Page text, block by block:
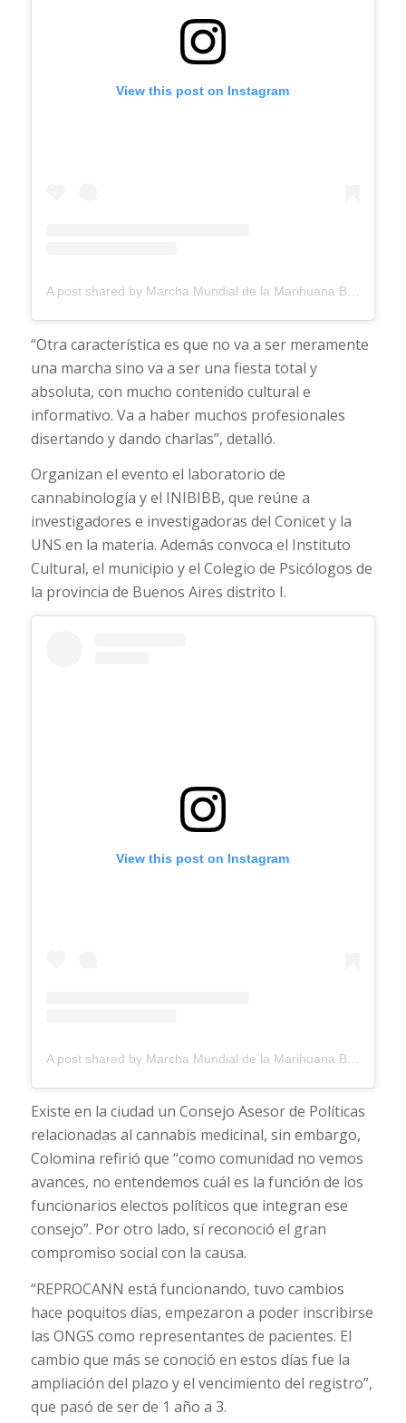
View this post on Instagram
A post shared by Marcha Mundial de la Marihuana Bahía Blanca (@marcha420_bb)
“Otra característica es que no va a ser meramente
una marcha sino va a ser una fiesta total y
absoluta, con mucho contenido cultural e
informativo. Va a haber muchos profesionales
disertando y dando charlas”, detalló.
Organizan el evento el laboratorio de
cannabinología y el INIBIBB, que reúne a
investigadores e investigadoras del Conicet y la
UNS en la materia. Además convoca el Instituto
Cultural, el municipio y el Colegio de Psicólogos de
la provincia de Buenos Aires distrito I.
View this post on Instagram
A post shared by Marcha Mundial de la Marihuana Bahía Blanca (@marcha420_bb)
Existe en la ciudad un Consejo Asesor de Políticas
relacionadas al cannabis medicinal, sin embargo,
Colomina refirió que “como comunidad no vemos
avances, no entendemos cuál es la función de los
funcionarios electos políticos que integran ese
consejo”. Por otro lado, sí reconoció el gran
compromiso social con la causa.
“REPROCANN está funcionando, tuvo cambios
hace poquitos días, empezaron a poder inscribirse
las ONGS como representantes de pacientes. El
cambio que más se conoció en estos días fue la
ampliación del plazo y el vencimiento del registro”,
que pasó de ser de 1 año a 3.